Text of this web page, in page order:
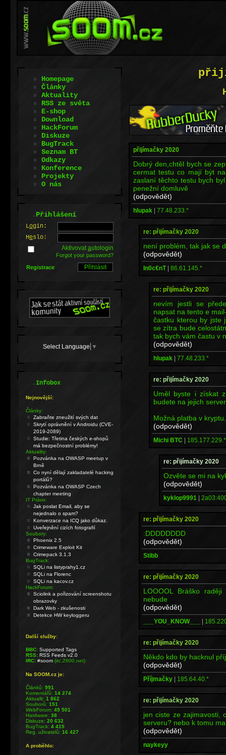
přijímačky 2020
Dobrý den,chtěl bych se
cermat testu co mají být
zaslaní těchto testu bych
penežní domluvě
(odpovědět)
hlupak | 77.48.233.*
re: přijímačky 2020
není problém, tak jak se
(odpovědět)
In0c€nT| 86.61.145.*
re: přijímačky 2020
nevím jestli se
napsat na tento e
častku kterou by jste
se zítra bude
tak bych vám častu v
(odpovědět)
hlupak | 77.48.233.*
re: přijímačky 2020
Uměl byste i získat
budete na jejich
Možná platba v kryptu.
(odpovědět)
Michi BTC | 185.177.229.*
re: přijímačky 2020
Ozvěte se mi na
(odpovědět)
kyklop9991 |
re: přijímačky 2020
:DDDDDDDD
(odpovědět)
Stibb
re: přijímačky 2020
LOOOOL Bráško
nebude
(odpovědět)
___YOU_KNOW___ |
re: přijímačky 2020
Někdo kdo by hacknul
(odpovědět)
Příjmačky | 185.64.40.*
re: přijímačky 2020
jen ciste ze zajimavosti,
serveru? nebo k tomu
(odpovědět)
naykeyy
Homepage
Články
Aktuality
RSS ze světa
E-shop
Download
HackForum
Diskuze
BugTrack
Seznam BT
Odkazy
Konference
Projekty
O nás
.Přihlášení
Login:
Heslo:
Aktivovatautologin
Forgot your password?
Registrace
Select Language ▼
.Infobox
Nejnovější:
Články:
Zabraňte zneužití svých dat
Skrytí oprávnění v Androidu (CVE-
2019-2089)
Studie: Třetina českých e-shopů
má bezpečnostní problémy!
Aktuality:
Pozvánka na OWASP meetup v
Brně
Co nyní dělají zakladatelé hacking
portálů?
Pozvánka na OWASP Czech
chapter meeting
IT Právo:
Jak poslat Email, aby se
nejednalo o spam?
Konverzace na ICQ jako důkaz.
Uveřejnění cizích fotografií
Soubory:
Phoenix 2.5
Crimeware Exploit Kit
Crimepack 3.1.3
BugTrack:
SQLi na listyprahy1.cz
SQLi na Florenc
SQLi na kacov.cz
HackForum:
Sciolink a pořizování screenshotu
obrazovky
Dark Web - zkušenosti
Detekce HW keyloggeru
Další služby:
BBC: Supported Tags
RSS: RSS Feeds v2.0
IRC: #soom(irc.2600.net)
Na SOOM.cz je:
Článků:991
Komentářů:14 274
Aktualit:1 862
Souborů:151
WebForum:49 501
Hardware:38
Diskuze:20 632
BugTrack:4 415
Reg. uživatelů:16 427
A proběhlo: